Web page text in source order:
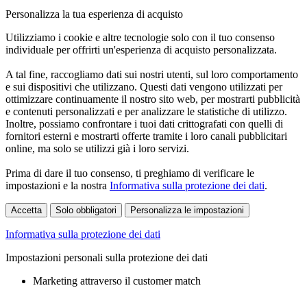
Personalizza la tua esperienza di acquisto
Utilizziamo i cookie e altre tecnologie solo con il tuo consenso
individuale per offrirti un'esperienza di acquisto personalizzata.
A tal fine, raccogliamo dati sui nostri utenti, sul loro comportamento
e sui dispositivi che utilizzano. Questi dati vengono utilizzati per
ottimizzare continuamente il nostro sito web, per mostrarti pubblicità
e contenuti personalizzati e per analizzare le statistiche di utilizzo.
Inoltre, possiamo confrontare i tuoi dati crittografati con quelli di
fornitori esterni e mostrarti offerte tramite i loro canali pubblicitari
online, ma solo se utilizzi già i loro servizi.
Prima di dare il tuo consenso, ti preghiamo di verificare le
impostazioni e la nostra Informativa sulla protezione dei dati.
Accetta Solo obbligatori Personalizza le impostazioni
Informativa sulla protezione dei dati
Impostazioni personali sulla protezione dei dati
Marketing attraverso il customer match